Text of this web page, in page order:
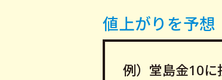
値上がりを予想
例）堂島金10に